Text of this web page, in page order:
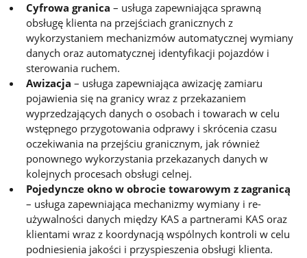
Cyfrowa granica – usługa zapewniająca sprawną
obsługę klienta na przejściach granicznych z
wykorzystaniem mechanizmów automatycznej wymiany
danych oraz automatycznej identyfikacji pojazdów i
sterowania ruchem.
Awizacja– usługa zapewniająca awizację zamiaru
pojawienia się na granicy wraz z przekazaniem
wyprzedzających danych o osobach i towarach w celu
wstępnego przygotowania odprawy i skrócenia czasu
oczekiwania na przejściu granicznym, jak również
ponownego wykorzystania przekazanych danych w
kolejnych procesach obsługi celnej.
Pojedyncze okno w obrocie towarowym z zagranicą
– usługa zapewniająca mechanizmy wymiany i re-
używalności danych między KAS a partnerami KAS oraz
klientami wraz z koordynacją wspólnych kontroli w celu
podniesienia jakości i przyspieszenia obsługi klienta.